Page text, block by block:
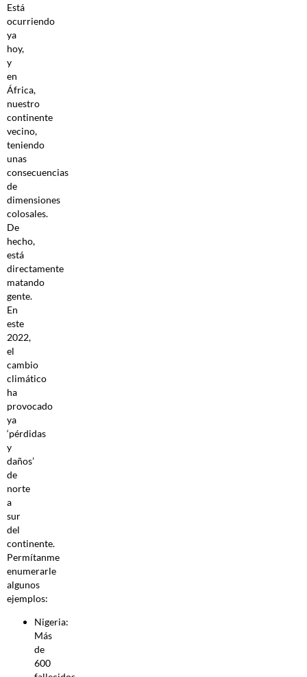
Está
ocurriendo
ya
hoy,
y
en
África,
nuestro
continente
vecino,
teniendo
unas
consecuencias
de
dimensiones
colosales.
De
hecho,
está
directamente
matando
gente.
En
este
2022,
el
cambio
climático
ha
provocado
ya
‘pérdidas
y
daños’
de
norte
a
sur
del
continente.
Permítanme
enumerarle
algunos
ejemplos:
Nigeria:
Más
de
600